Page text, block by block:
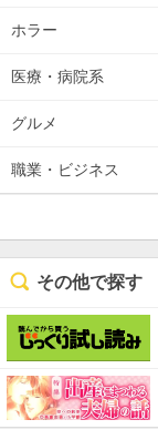
ホラー
医療・病院系
グルメ
職業・ビジネス
その他で探す